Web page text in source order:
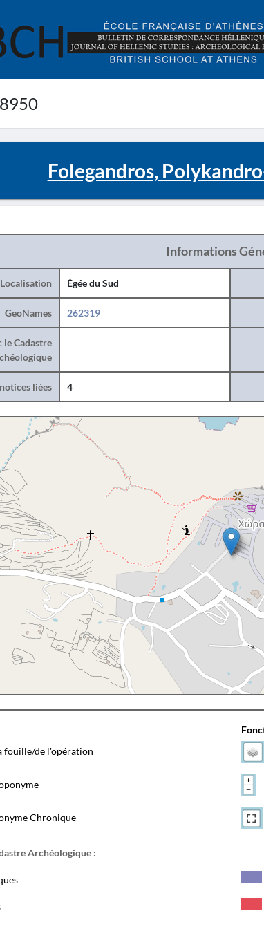
Folegandros,
Informations
Localisation Égée du Sud
GeoNames 262319
le Cadastre
liées 4
fouille/de l'opération
Chronique
Archéologique :